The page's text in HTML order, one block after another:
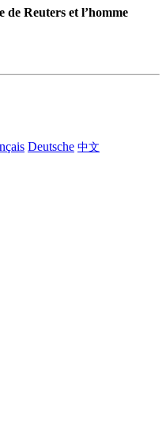
de Reuters et l’homme
Deutsche 中文